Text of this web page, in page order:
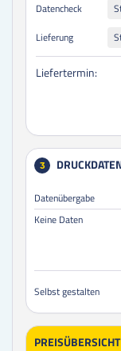
Datencheck
Lieferung
Liefertermin:
3
Datenübergabe
Keine Daten
Selbst gestalten
PREISÜBERSICHT